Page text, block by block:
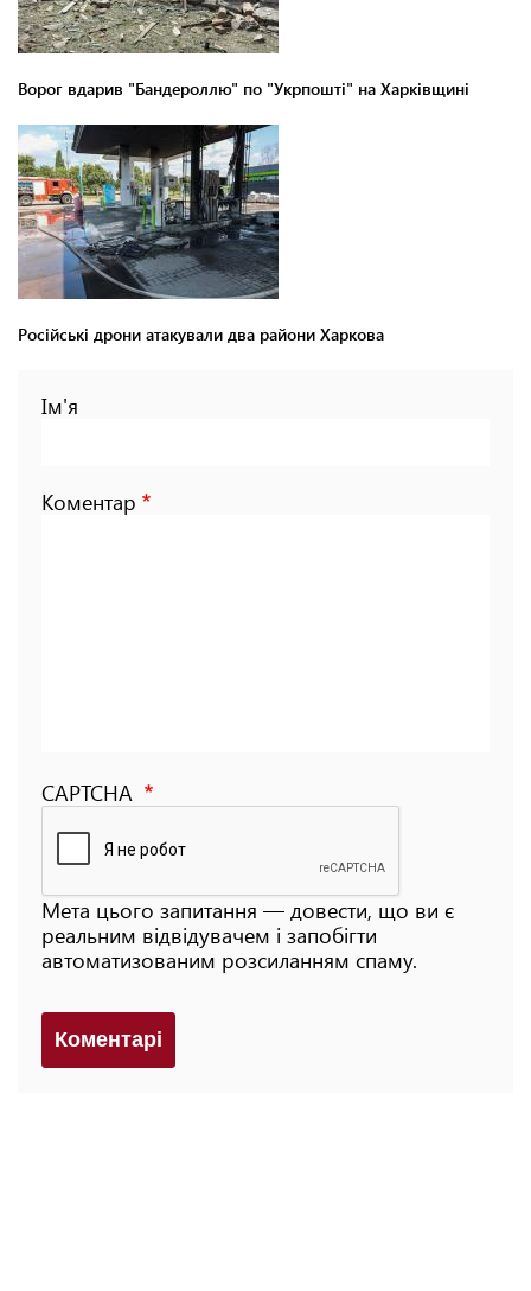
Ворог вдарив "Бандероллю" по "Укрпошті" на Харківщині
Російські дрони атакували два райони Харкова
Ім'я
Коментар
CAPTCHA
Мета цього запитання — довести, що ви є
реальним відвідувачем і запобігти
автоматизованим розсиланням спаму.
Коментарi